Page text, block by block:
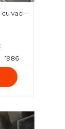
vad –
1986